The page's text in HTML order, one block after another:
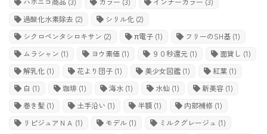
過酸化水素除去 (2) シリル化 (2)
シクロペンタシロキサン (2) π電子 (1) フリーのSH基 (1)
ムラシャン (1) ヨウ素価 (1) ９０秒還元 (1) 面貸し (1)
解乳化 (1) 花より団子 (1) 美少女図鑑 (1) 紅葉 (1)
白 (1) 珈琲 (1) 海水 (1) 水仙 (1) 新美容 (1)
巻き髪 (1) 土手沿い (1) 半額 (1) 内部補修 (1)
リピジュアＮＡ (1) モデル (1) ミルクグレージュ (1)